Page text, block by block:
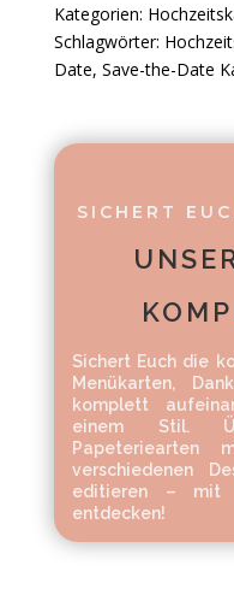
Kategorien:
Schlagwörter:
Date, Save-the-Date
SICHERT
Sichert Euch die
Menükarten,
komplett
einem Stil.
verschiedenen
editieren – mit
entdecken!